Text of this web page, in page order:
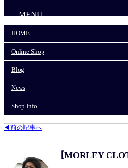
Online
News
MENU
HOME
Online Shop
Blog
News
Shop Info
LOOP&WEFT/ループ
◀前の記事へ
【MORLEY